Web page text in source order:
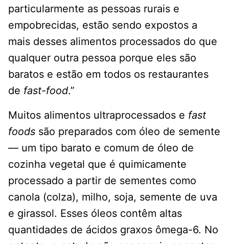
particularmente as pessoas rurais e
empobrecidas, estão sendo expostos a
mais desses alimentos processados ​​do que
qualquer outra pessoa porque eles são
baratos e estão em todos os restaurantes
de fast-food.”
Muitos alimentos ultraprocessados ​​e fast
foods são preparados com óleo de semente
— um tipo barato e comum de óleo de
cozinha vegetal que é quimicamente
processado a partir de sementes como
canola (colza), milho, soja, semente de uva
e girassol. Esses óleos contêm altas
quantidades de ácidos graxos ômega-6. No